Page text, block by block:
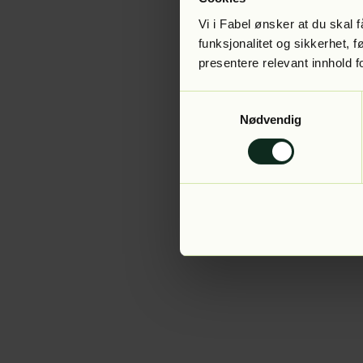
Vi i Fabel ønsker at du skal
funksjonalitet og sikkerhet,
presentere relevant innhold
Nødvendig
Application